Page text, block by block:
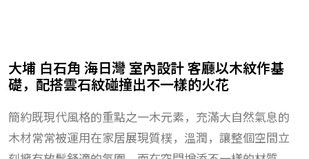
大埔 白石角 海日灣 室內設計 客廳以木紋作基
礎，配搭雲石紋碰撞出不一樣的火花
簡約既現代風格的重點之一木元素，充滿大自然氣息的
木材常常被運用在家居展現質樸，溫潤，讓整個空間立